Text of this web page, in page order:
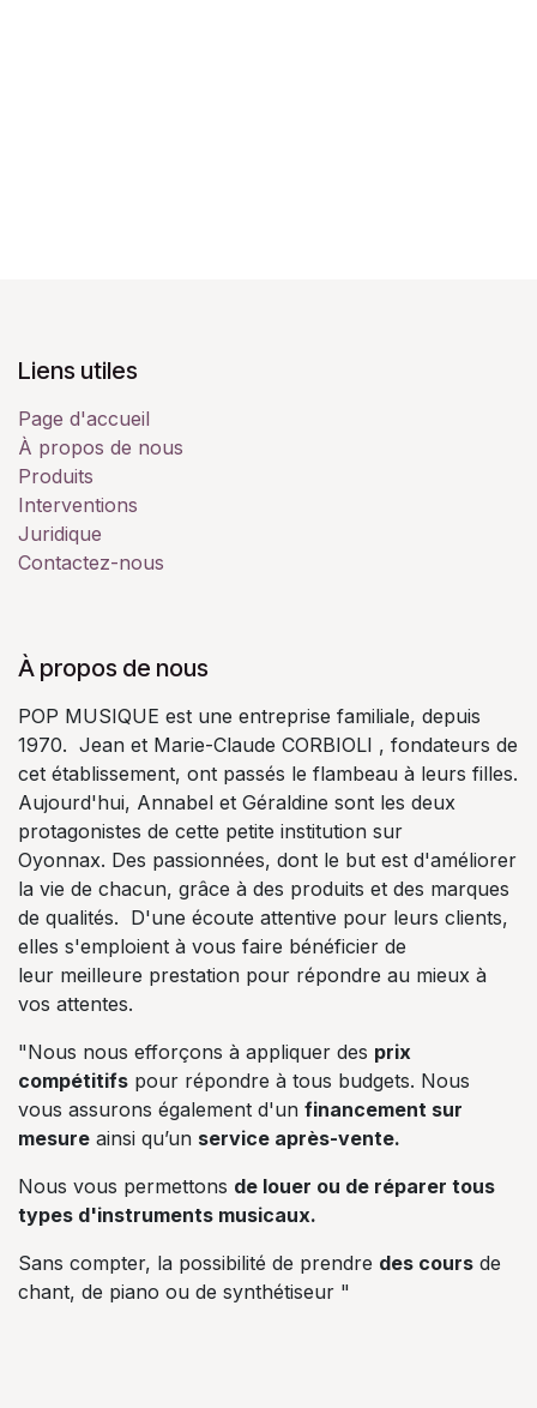
Liens utiles
Page d'accueil
À propos de nous
Produits
Interventions
Juridique
Contactez-nous
À propos de nous
POP MUSIQUE est une entreprise familiale, depuis
1970. Jean et Marie-Claude CORBIOLI , fondateurs de
cet établissement, ont passés le flambeau à leurs filles.
Aujourd'hui, Annabel et Géraldine sont les deux
protagonistes de cette petite institution sur
Oyonnax. Des passionnées, dont le but est d'améliorer
la vie de chacun, grâce à des produits et des marques
de qualités. D'une écoute attentive pour leurs clients,
elles s'emploient à vous faire bénéficier de
leur meilleure prestation pour répondre au mieux à
vos attentes.
"Nous nous efforçons à appliquer des prix
compétitifs pour répondre à tous budgets. Nous
vous assurons également d'un financement sur
mesure ainsi qu’un service après-vente.
Nous vous permettons de louer ou de réparer tous
types d'instruments musicaux.
Sans compter, la possibilité de prendre des cours de
chant, de piano ou de synthétiseur "